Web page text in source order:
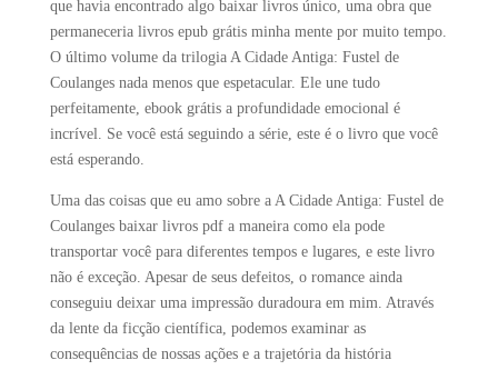
que havia encontrado algo baixar livros único, uma obra que
permaneceria livros epub grátis minha mente por muito tempo.
O último volume da trilogia A Cidade Antiga: Fustel de
Coulanges nada menos que espetacular. Ele une tudo
perfeitamente, ebook grátis a profundidade emocional é
incrível. Se você está seguindo a série, este é o livro que você
está esperando.
Uma das coisas que eu amo sobre a A Cidade Antiga: Fustel de
Coulanges baixar livros pdf a maneira como ela pode
transportar você para diferentes tempos e lugares, e este livro
não é exceção. Apesar de seus defeitos, o romance ainda
conseguiu deixar uma impressão duradoura em mim. Através
da lente da ficção científica, podemos examinar as
consequências de nossas ações e a trajetória da história